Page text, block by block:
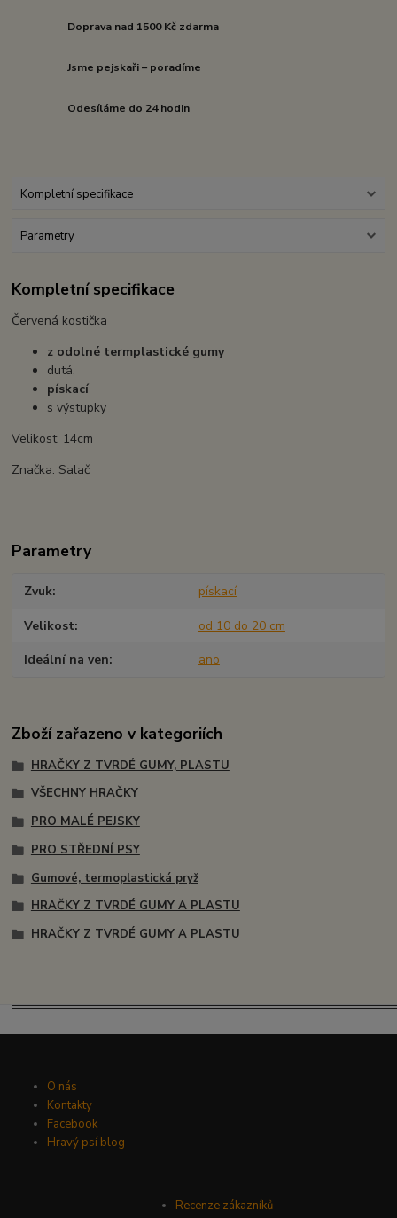
Doprava nad 1500 Kč zdarma
Jsme pejskaři – poradíme
Odesíláme do 24 hodin
Kompletní specifikace
Parametry
Kompletní specifikace
Červená kostička
z odolné termplastické gumy
dutá,
pískací
s výstupky
Velikost: 14cm
Značka: Salač
Parametry
Zvuk pískací
Velikost od 10 do 20 cm
Ideální na ven ano
Zboží zařazeno v kategoriích
HRAČKY Z TVRDÉ GUMY, PLASTU
VŠECHNY HRAČKY
PRO MALÉ PEJSKY
PRO STŘEDNÍ PSY
Gumové, termoplastická pryž
HRAČKY Z TVRDÉ GUMY A PLASTU
HRAČKY Z TVRDÉ GUMY A PLASTU
O nás
Kontakty
Facebook
Hravý psí blog
Recenze zákazníků